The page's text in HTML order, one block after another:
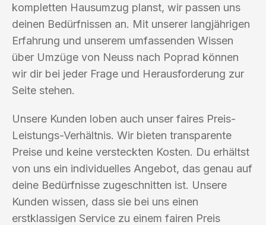
kompletten Hausumzug planst, wir passen uns
deinen Bedürfnissen an. Mit unserer langjährigen
Erfahrung und unserem umfassenden Wissen
über Umzüge von Neuss nach Poprad können
wir dir bei jeder Frage und Herausforderung zur
Seite stehen.
Unsere Kunden loben auch unser faires Preis-
Leistungs-Verhältnis. Wir bieten transparente
Preise und keine versteckten Kosten. Du erhältst
von uns ein individuelles Angebot, das genau auf
deine Bedürfnisse zugeschnitten ist. Unsere
Kunden wissen, dass sie bei uns einen
erstklassigen Service zu einem fairen Preis